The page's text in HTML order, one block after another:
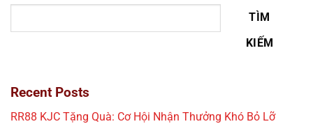
TÌM
KIẾM
Recent Posts
RR88 KJC Tặng Quà: Cơ Hội Nhận Thưởng Khó Bỏ Lỡ